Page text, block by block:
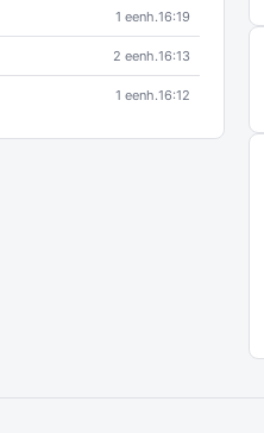
1 eenh.16:19
2 eenh.16:13
1 eenh.16:12